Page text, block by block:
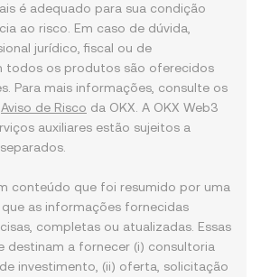
é adequado para sua condição
ao risco. Em caso de dúvida,
jurídico, fiscal ou de
todos os produtos são oferecidos
Para mais informações, consulte os
Aviso de Risco da OKX. A OKX Web3
auxiliares estão sujeitos a
separados.
conteúdo que foi resumido por uma
que as informações fornecidas
completas ou atualizadas. Essas
destinam a fornecer (i) consultoria
investimento, (ii) oferta, solicitação